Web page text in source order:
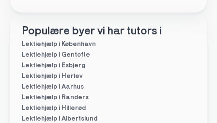
Populære byer vi har tutors i
Lektiehjælp i København
Lektiehjælp i Gentofte
Lektiehjælp i Esbjerg
Lektiehjælp i Herlev
Lektiehjælp i Aarhus
Lektiehjælp i Randers
Lektiehjælp i Hillerød
Lektiehjælp i Albertslund